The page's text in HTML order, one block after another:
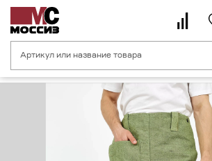
Главная страница Средства